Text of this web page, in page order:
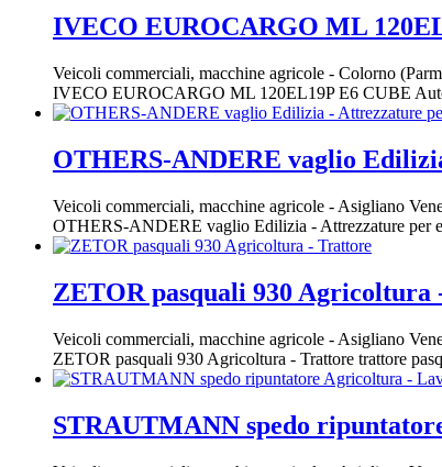
IVECO EUROCARGO ML
Veicoli commerciali, macchine agricole - Colorno
IVECO EUROCARGO ML 120EL19P E6 CUBE
OTHERS-ANDERE vaglio
Veicoli commerciali, macchine agricole - Asigliano
OTHERS-ANDERE vaglio Edilizia - Attrezzature per
ZETOR pasquali 930 Agricoltura
Veicoli commerciali, macchine agricole - Asigliano
ZETOR pasquali 930 Agricoltura - Trattore trattore
STRAUTMANN spedo